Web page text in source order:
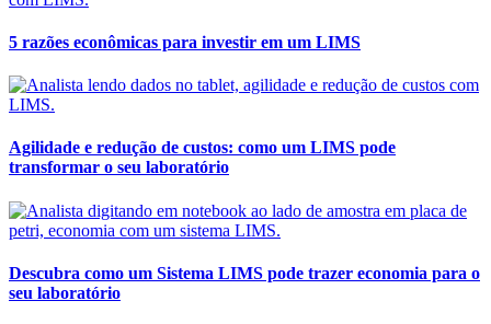
5 razões econômicas para investir em um LIMS
Agilidade e redução de custos: como um LIMS pode
transformar o seu laboratório
Descubra como um Sistema LIMS pode trazer economia para o
seu laboratório